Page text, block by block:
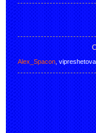
Alex_Spacon vipreshetova